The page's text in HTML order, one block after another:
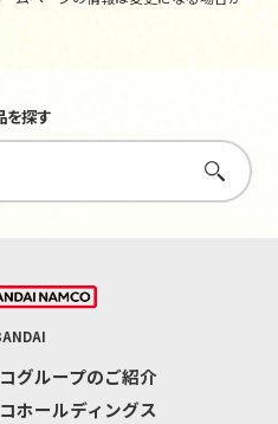
を探す
さがす
グループのご紹介
ホールディングス